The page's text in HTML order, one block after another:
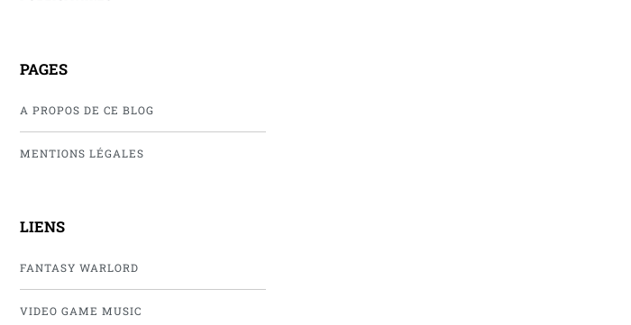
PAGES
A PROPOS DE CE BLOG
MENTIONS LÉGALES
LIENS
FANTASY WARLORD
VIDEO GAME MUSIC